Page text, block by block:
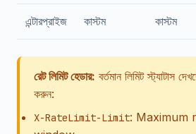
এন্টারপ্রাইজ কাস্টম কাস্টম
রেট লিমিট হেডার: বর্তমান লিমিট স্ট্যাটাস
করুন:
X-RateLimit-Limit: Maximum